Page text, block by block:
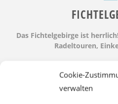
Cookie-
verwalten
Das Fichtelgebirge ist herrlich!
Radeltouren,